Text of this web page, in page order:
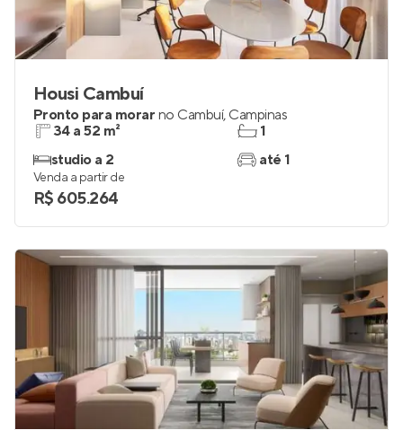
Housi Cambuí
Pronto para morar no Cambuí, Campinas
34 a 52 m²
studio a 2
1
até 1
Venda a partir de
R$ 605.264